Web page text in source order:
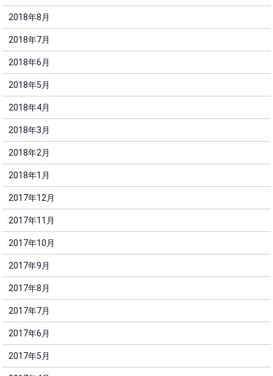
2018年8月
2018年7月
2018年6月
2018年5月
2018年4月
2018年3月
2018年2月
2018年1月
2017年12月
2017年11月
2017年10月
2017年9月
2017年8月
2017年7月
2017年6月
2017年5月